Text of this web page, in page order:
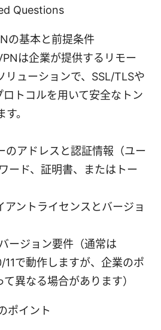
Questions
の基本と前提条件
は企業が提供するリモー
リューションで、SSL/TLSや
トコルを用いて安全なトン
。
のアドレスと認証情報（ユー
ード、証明書、またはトー
アントライセンスとバージョ
ージョン要件（通常は
で動作しますが、企業のポ
て異なる場合があります）
ポイント